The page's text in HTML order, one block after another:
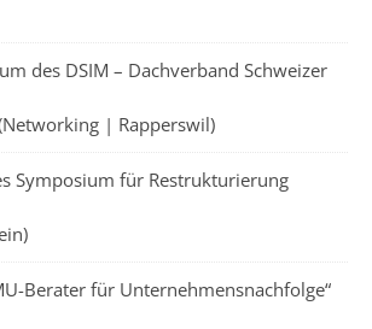
des DSIM – Dachverband Schweizer
| Rapperswil)
Symposium für Restrukturierung
Berater für Unternehmensnachfolge“